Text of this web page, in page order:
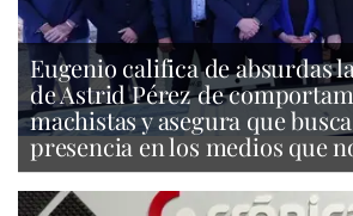
Eugenio califica de absurdas
de Astrid Pérez de
machistas y asegura que
presencia en los medios que